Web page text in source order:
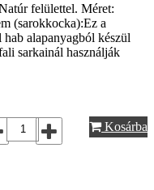
felülettel. Méret:
(sarokkocka):Ez a
alapanyagból készül
sarkainál használják
Kosárba